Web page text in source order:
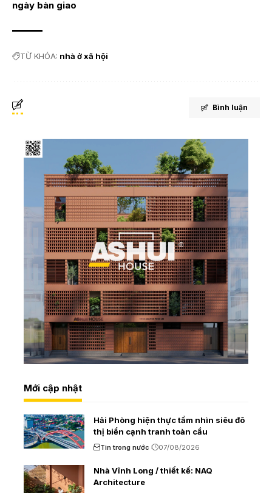
ngày bàn giao
TỪ KHÓA: nhà ở xã hội
Bình luận
Mới cập nhật
Hải Phòng hiện thực tầm nhìn siêu đô
thị biển cạnh tranh toàn cầu
Tin trong nước 07/08/2026
Nhà Vĩnh Long / thiết kế: NAQ
Architecture